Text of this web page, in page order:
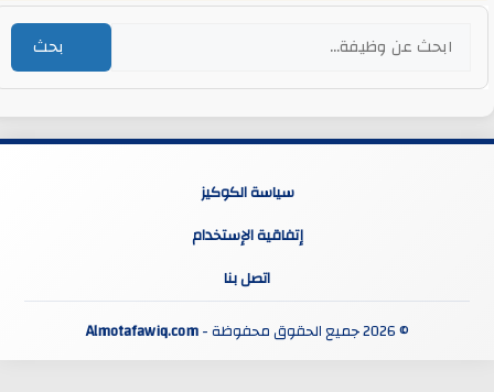
بحث
سياسة الكوكيز
إتفاقية الإستخدام
اتصل بنا
© 2026 جميع الحقوق محفوظة -
Almotafawiq.com